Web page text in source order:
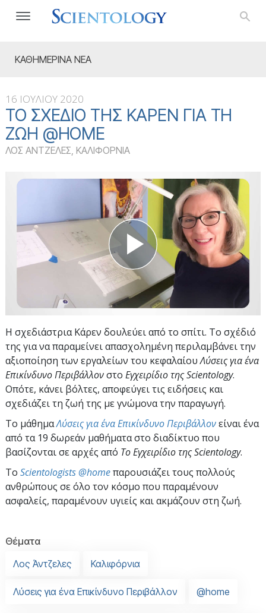
ΚΑΘΗΜΕΡΙΝΑ ΝΕΑ
16 ΙΟΥΛΙΟΥ 2020
ΤΟ ΣΧΈΔΙΟ ΤΗΣ ΚΆΡΕΝ ΓΙΑ ΤΗ
ΖΩΉ @HOME
ΛΟΣ ΑΝΤΖΕΛΕΣ, ΚΑΛΙΦΟΡΝΙΑ
Η σχεδιάστρια Κάρεν δουλεύει από το σπίτι. Το σχέδιό
της για να παραμείνει απασχολημένη περιλαμβάνει την
αξιοποίηση των εργαλείων του κεφαλαίουΛύσεις για ένα
Επικίνδυνο Περιβάλλονστο Εγχειρίδιο της Scientology.
Οπότε, κάνει βόλτες, αποφεύγει τις ειδήσεις και
σχεδιάζει τη ζωή της με γνώμονα την παραγωγή.
Το μάθημαΛύσεις για ένα Επικίνδυνο Περιβάλλονείναι ένα
από τα 19 δωρεάν μαθήματα στο διαδίκτυο που
βασίζονται σε αρχές από Το Εγχειρίδιο της Scientology.
To Scientologists @homeπαρουσιάζει τους πολλούς
ανθρώπους σε όλο τον κόσμο που παραμένουν
ασφαλείς, παραμένουν υγιείς και ακμάζουν στη ζωή.
Θέματα
Λος Άντζελες
Καλιφόρνια
Λύσεις για ένα Επικίνδυνο Περιβάλλον @home